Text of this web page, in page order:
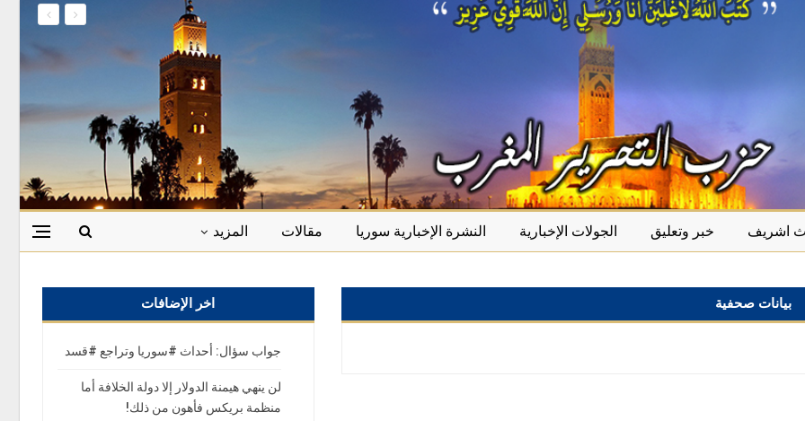
اشريف خبر وتعليق الجولات الإخبارية النشرة الإخبارية سوريا مقالات المزيد
بيانات صحفية اخر الإضافات
جواب سؤال: أحداث #سوريا وتراجع #قسد
لن ينهي هيمنة الدولار إلا دولة الخلافة أما
منظمة بريكس فأهون من ذلك!